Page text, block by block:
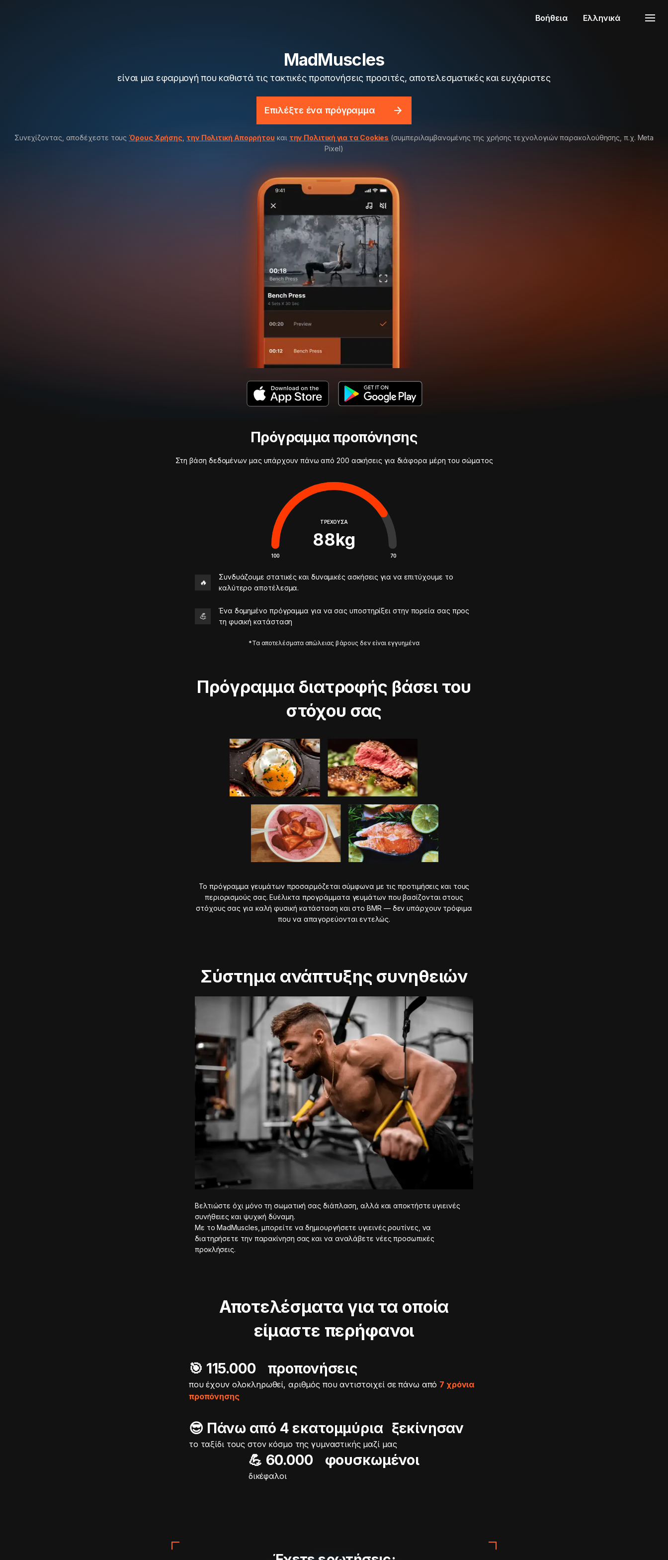
Βοήθεια Ελληνικά
MadMuscles
είναι μια εφαρμογή που καθιστά τις τακτικές προπονήσεις προσιτές, αποτελεσματικές και ευχάριστες
Επιλέξτε ένα πρόγραμμα
Συνεχίζοντας, αποδέχεστε τους Όρους Χρήσης την Πολιτική Απορρήτου και την Πολιτική για τα Cookies (συμπεριλαμβανομένης της χρήσης τεχνολογιών παρακολούθησης, π.χ. Meta
Pixel)
Πρόγραμμα προπόνησης
Στη βάση δεδομένων μας υπάρχουν πάνω από 200 ασκήσεις για διάφορα μέρη του σώματος
ΤΡΈΧΟΥΣΑ
88kg
100 70
🔥
Συνδυάζουμε στατικές και δυναμικές ασκήσεις για να επιτύχουμε το
καλύτερο αποτέλεσμα.
💪
Ένα δομημένο πρόγραμμα για να σας υποστηρίξει στην πορεία σας προς
τη φυσική κατάσταση
*Τα αποτελέσματα απώλειας βάρους δεν είναι εγγυημένα
Πρόγραμμα διατροφής βάσει του
στόχου σας
Το πρόγραμμα γευμάτων προσαρμόζεται σύμφωνα με τις προτιμήσεις και τους
περιορισμούς σας. Ευέλικτα προγράμματα γευμάτων που βασίζονται στους
στόχους σας για καλή φυσική κατάσταση και στο BMR — δεν υπάρχουν τρόφιμα
που να απαγορεύονται εντελώς.
Σύστημα ανάπτυξης συνηθειών
Βελτιώστε όχι μόνο τη σωματική σας διάπλαση, αλλά και αποκτήστε υγιεινές
συνήθειες και ψυχική δύναμη.
Με το MadMuscles, μπορείτε να δημιουργήσετε υγιεινές ρουτίνες, να
διατηρήσετε την παρακίνηση σας και να αναλάβετε νέες προσωπικές
προκλήσεις.
Αποτελέσματα για τα οποία
είμαστε περήφανοι
😎 Πάνω από 4 εκατομμύρια ξεκίνησαν
το ταξίδι τους στον κόσμο της γυμναστικής μαζί μας
🎯️ 115.000 προπονήσεις
που έχουν ολοκληρωθεί, αριθμός που αντιστοιχεί σε πάνω από 7 χρόνια
προπόνησης
💪 60.000 φουσκωμένοι
δικέφαλοι